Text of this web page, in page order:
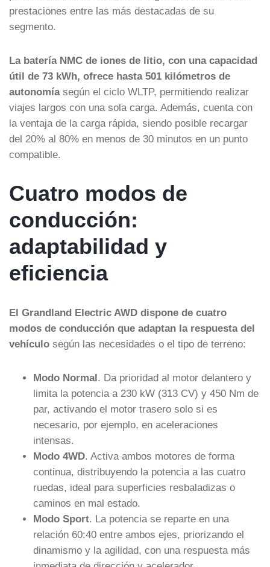
prestaciones entre las más destacadas de su
segmento.
La batería NMC de iones de litio, con una capacidad
útil de 73 kWh, ofrece hasta 501 kilómetros de
autonomíasegún el ciclo WLTP, permitiendo realizar
viajes largos con una sola carga. Además, cuenta con
la ventaja de la carga rápida, siendo posible recargar
del 20% al 80% en menos de 30 minutos en un punto
compatible.
Cuatro modos de
conducción:
adaptabilidad y
eficiencia
El Grandland Electric AWD dispone de cuatro
modos de conducción que adaptan la respuesta del
vehículo según las necesidades o el tipo de terreno:
Modo Normal. Da prioridad al motor delantero y
limita la potencia a 230 kW (313 CV) y 450 Nm de
par, activando el motor trasero solo si es
necesario, por ejemplo, en aceleraciones
intensas.
Modo 4WD. Activa ambos motores de forma
continua, distribuyendo la potencia a las cuatro
ruedas, ideal para superficies resbaladizas o
caminos en mal estado.
Modo Sport. La potencia se reparte en una
relación 60:40 entre ambos ejes, priorizando el
dinamismo y la agilidad, con una respuesta más